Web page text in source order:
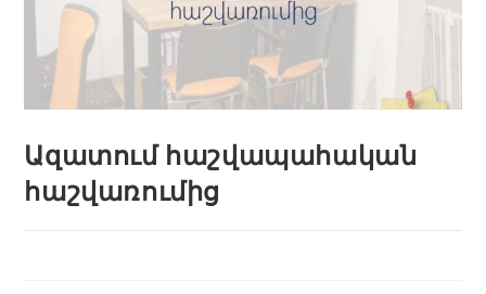
Ազատում հաշվապահական
հաշվառումից